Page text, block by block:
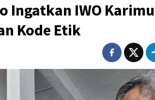
Ingatkan IWO
Kode Etik